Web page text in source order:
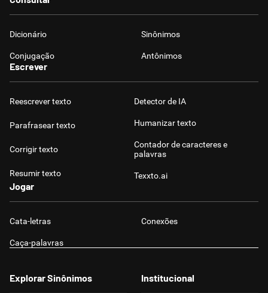
Dicionário Sinônimos
Conjugação Antônimos
Escrever
Reescrever texto
Parafrasear texto
Corrigir texto
Resumir texto
Detector de IA
Humanizar texto
Contador de caracteres e
palavras
Texxto.ai
Jogar
Cata-letras Conexões
Caça-palavras
Explorar Sinônimos Institucional